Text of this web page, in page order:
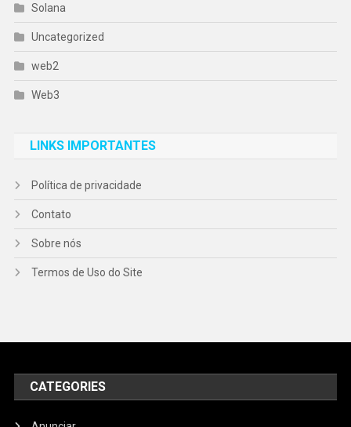
Solana
Uncategorized
web2
Web3
LINKS IMPORTANTES
Política de privacidade
Contato
Sobre nós
Termos de Uso do Site
CATEGORIES